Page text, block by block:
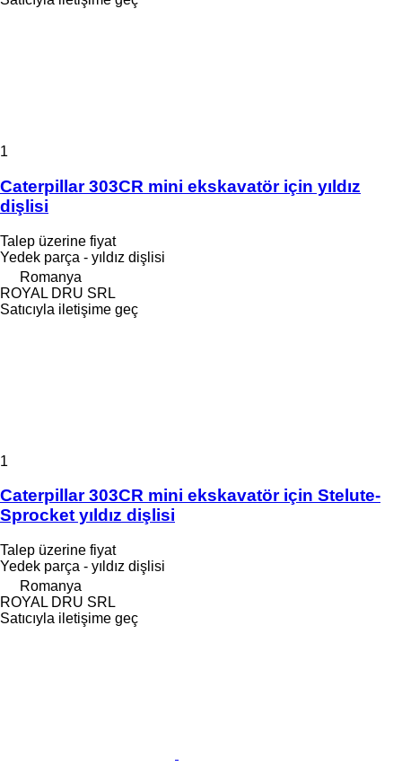
1
Caterpillar 303CR mini ekskavatör için yıldız
dişlisi
Talep üzerine fiyat
Yedek parça - yıldız dişlisi
Romanya
ROYAL DRU SRL
Satıcıyla iletişime geç
1
Caterpillar 303CR mini ekskavatör için Stelute-
Sprocket yıldız dişlisi
Talep üzerine fiyat
Yedek parça - yıldız dişlisi
Romanya
ROYAL DRU SRL
Satıcıyla iletişime geç